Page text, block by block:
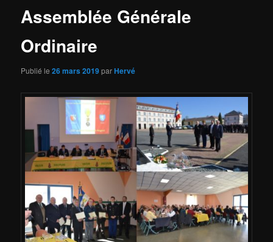
Assemblée Générale
Ordinaire
Publié le26 mars 2019parHervé